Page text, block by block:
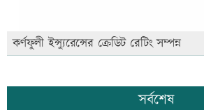
কর্ণফুলী ইন্স্যুরেন্সের ক্রেডিট রেটিং সম্পন্ন
সর্বশেষ